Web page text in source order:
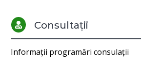
 Consultații
Informații programări consulații